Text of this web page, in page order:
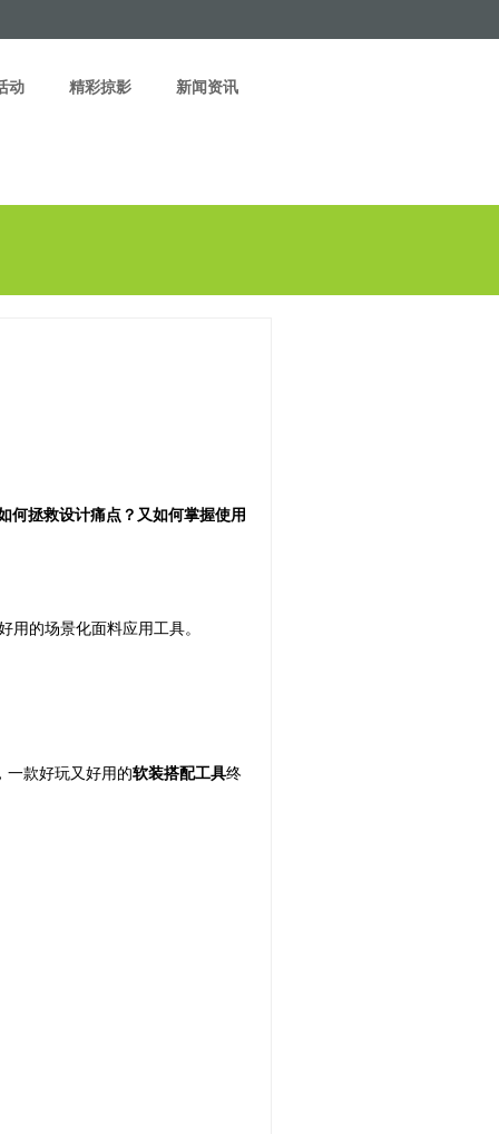
动 精彩掠影 新闻资讯
何拯救设计痛点？又如何掌握使用
用的场景化面料应用工具。
一款好玩又好用的软装搭配工具终